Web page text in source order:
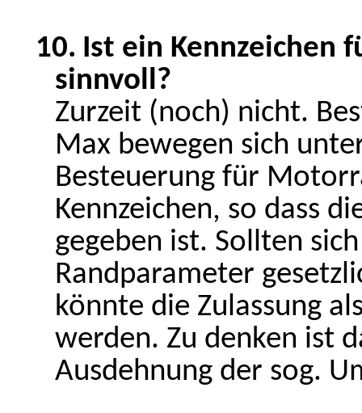
10. Ist ein Kennzeichen
sinnvoll?
Zurzeit (noch) nicht.
Max bewegen sich
Besteuerung für
Kennzeichen, so dass
gegeben ist. Sollten
Randparameter
könnte die Zulassung
werden. Zu denken ist
Ausdehnung der sog.